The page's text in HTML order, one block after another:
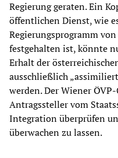
Regierung geraten. Ein
öffentlichen Dienst, wie
Regierungsprogramm
festgehalten ist, könnte
Erhalt der
ausschließlich
werden. Der Wiener
Antragssteller vom
Integration überprüfen
überwachen zu lassen.